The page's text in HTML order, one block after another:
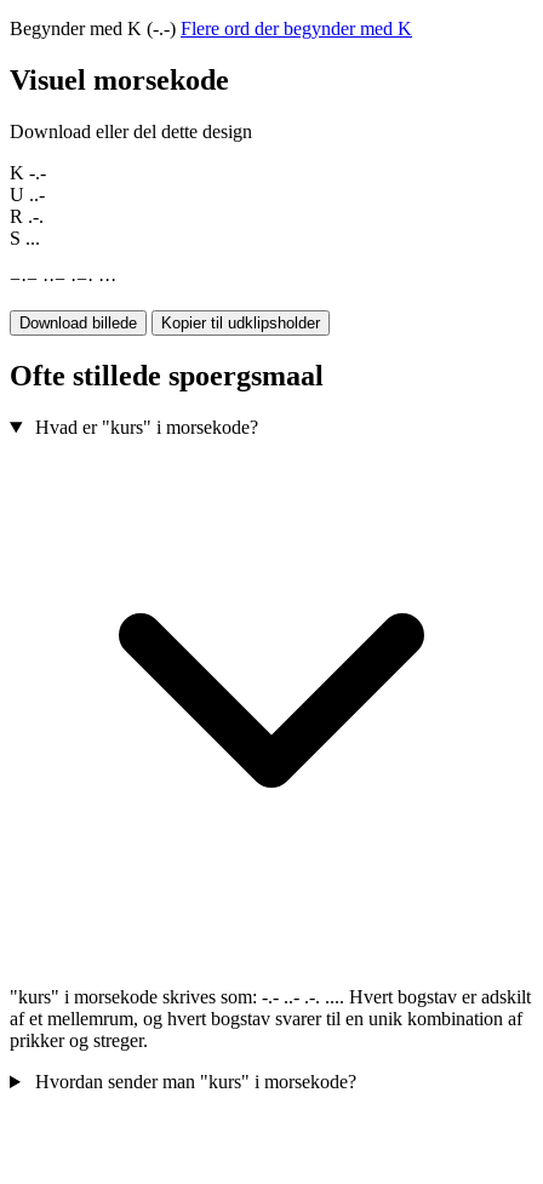
Begynder med K (-.-) Flere ord der begynder med K
Visuel morsekode
Download eller del dette design
K -.-
U ..-
R .-.
S ...
−·− ··− ·−· ···
Download billede Kopier til udklipsholder
Ofte stillede spoergsmaal
Hvad er "kurs" i morsekode?
"kurs" i morsekode skrives som: -.- ..- .-. .... Hvert bogstav er adskilt
af et mellemrum, og hvert bogstav svarer til en unik kombination af
prikker og streger.
Hvordan sender man "kurs" i morsekode?